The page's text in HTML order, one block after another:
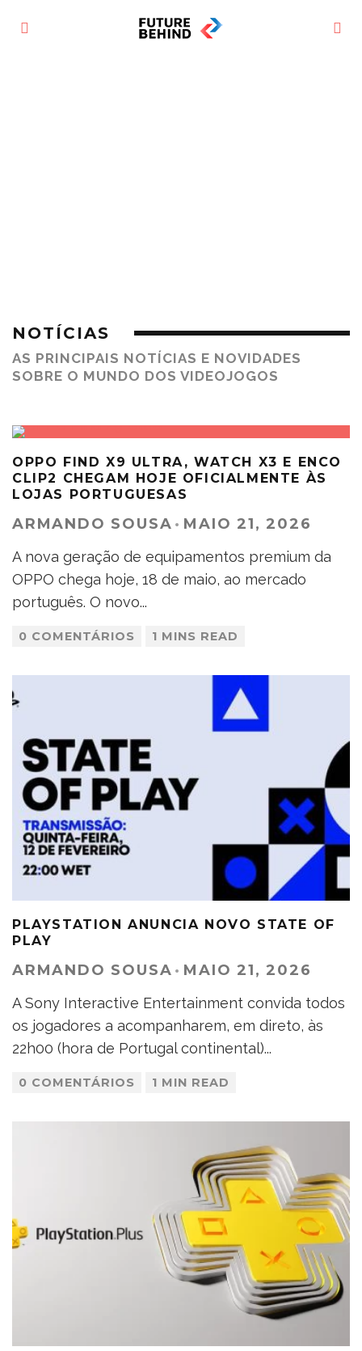
NOTÍCIAS
AS PRINCIPAIS NOTÍCIAS E NOVIDADES
SOBRE O MUNDO DOS VIDEOJOGOS
OPPO FIND X9 ULTRA, WATCH X3 E ENCO
CLIP2 CHEGAM HOJE OFICIALMENTE ÀS
LOJAS PORTUGUESAS
ARMANDO SOUSA · MAIO 21, 2026
A nova geração de equipamentos premium da
OPPO chega hoje, 18 de maio, ao mercado
português. O novo...
0 COMENTÁRIOS 1 MINS READ
PLAYSTATION ANUNCIA NOVO STATE OF
PLAY
ARMANDO SOUSA · MAIO 21, 2026
A Sony Interactive Entertainment convida todos
os jogadores a acompanharem, em direto, às
22h00 (hora de Portugal continental)...
0 COMENTÁRIOS 1 MIN READ